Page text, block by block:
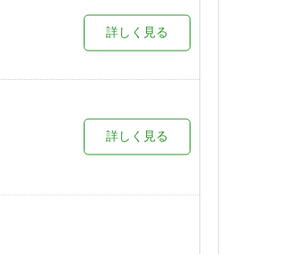
詳しく見る
詳しく見る
詳しく見る
詳しく見る
詳しく見る